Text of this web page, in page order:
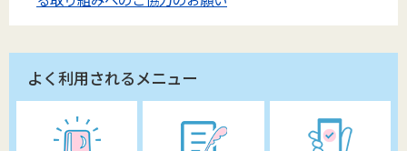
よく利用されるメニュー